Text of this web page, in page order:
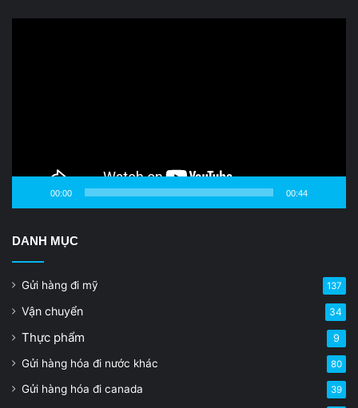
00:00 00:44
DANH MỤC
Gửi hàng đi mỹ 137
Vận chuyển 34
Thực phẩm 9
Gửi hàng hóa đi nước khác 80
Gửi hàng hóa đi canada 39